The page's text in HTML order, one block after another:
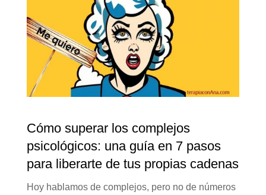
Cómo superar los complejos
psicológicos: una guía en 7 pasos
para liberarte de tus propias cadenas
Hoy hablamos de complejos, pero no de números